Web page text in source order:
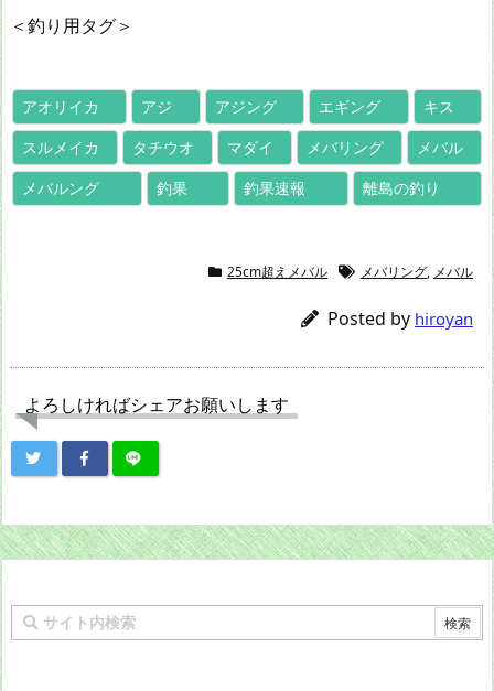
＜釣り用タグ＞
アオリイカ アジ アジング エギング
キス
スルメイカ
タチウオ マダイ メバリング
メバル
メバルング
釣果 釣果速報 離島の釣り
25cm超えメバル メバリング, メバル
Posted by hiroyan
よろしければシェアお願いします